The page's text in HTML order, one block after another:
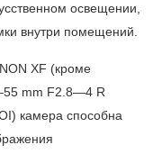
освещении,
внутри помещений.
XF (кроме
mm F2.8—4 R
камера способна